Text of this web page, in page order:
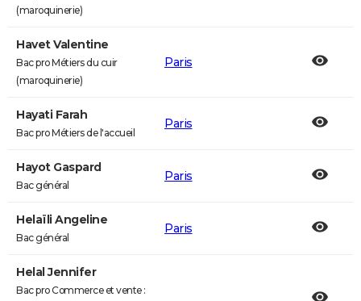
(maroquinerie)
Havet Valentine
Bac pro Métiers du cuir
(maroquinerie)
Paris
Hayati Farah
Bac pro Métiers de l'accueil
Paris
Hayot Gaspard
Bac général
Paris
Helaïli Angeline
Bac général
Paris
Helal Jennifer
Bac pro Commerce et vente :